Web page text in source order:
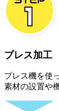
プレス加工
プレス機を使
素材の設置や